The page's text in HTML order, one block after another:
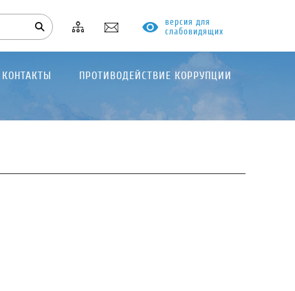
версия для
слабовидящих
КОНТАКТЫ ПРОТИВОДЕЙСТВИЕ КОРРУПЦИИ